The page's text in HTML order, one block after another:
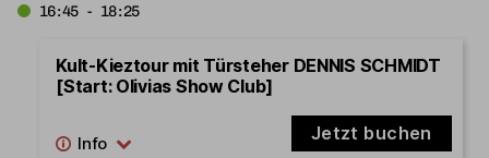
16:45 - 18:25
Kult-Kieztour mit Türsteher DENNIS SCHMIDT
[Start: Olivias Show Club]
Jetzt buchen